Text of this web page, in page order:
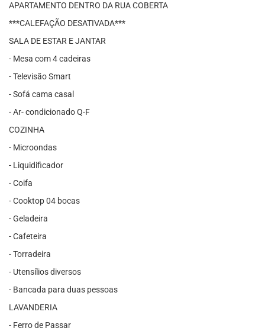
APARTAMENTO DENTRO DA RUA COBERTA
***CALEFAÇÃO DESATIVADA***
SALA DE ESTAR E JANTAR
- Mesa com 4 cadeiras
- Televisão Smart
- Sofá cama casal
- Ar- condicionado Q-F
COZINHA
- Microondas
- Liquidificador
- Coifa
- Cooktop 04 bocas
- Geladeira
- Cafeteira
- Torradeira
- Utensílios diversos
- Bancada para duas pessoas
LAVANDERIA
- Ferro de Passar